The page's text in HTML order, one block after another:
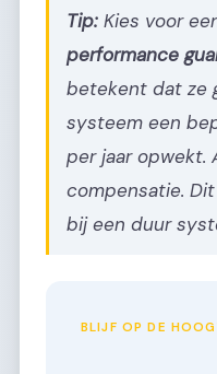
Tip: Kies voor
performance
betekent dat ze
systeem een
per jaar opwekt.
compensatie.
bij een duur
BLIJF OP DE